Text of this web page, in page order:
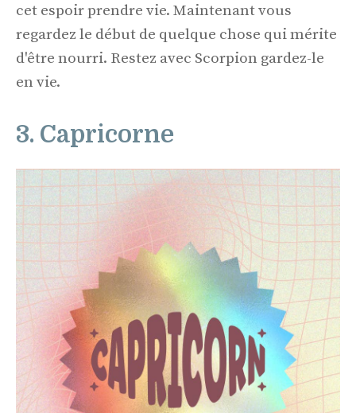
cet espoir prendre vie. Maintenant vous
regardez le début de quelque chose qui mérite
d'être nourri. Restez avec Scorpion gardez-le
en vie.
3. Capricorne